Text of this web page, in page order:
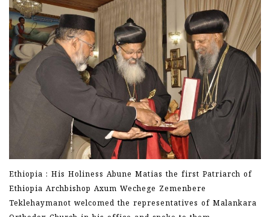
Ethiopia : His Holiness Abune Matias the first Patriarch of
Ethiopia Archbishop Axum Wechege Zemenbere
Teklehaymanot welcomed the representatives of Malankara